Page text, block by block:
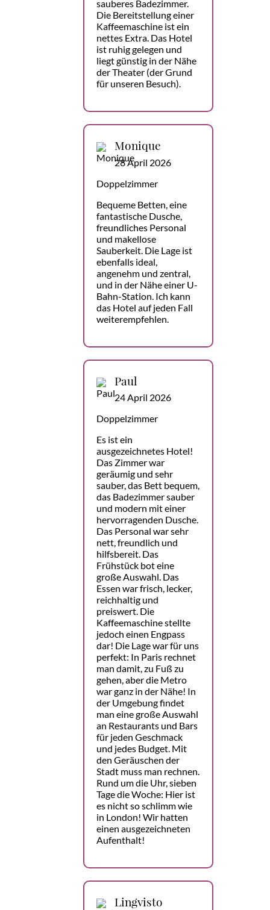
sauberes Badezimmer.
Die Bereitstellung einer
Kaffeemaschine ist ein
nettes Extra. Das Hotel
ist ruhig gelegen und
liegt günstig in der Nähe
der Theater (der Grund
für unseren Besuch).
Monique
28 April 2026
Doppelzimmer
Bequeme Betten, eine
fantastische Dusche,
freundliches Personal
und makellose
Sauberkeit. Die Lage ist
ebenfalls ideal,
angenehm und zentral,
und in der Nähe einer U-
Bahn-Station. Ich kann
das Hotel auf jeden Fall
weiterempfehlen.
Paul
24 April 2026
Doppelzimmer
Es ist ein
ausgezeichnetes Hotel!
Das Zimmer war
geräumig und sehr
sauber, das Bett bequem,
das Badezimmer sauber
und modern mit einer
hervorragenden Dusche.
Das Personal war sehr
nett, freundlich und
hilfsbereit. Das
Frühstück bot eine
große Auswahl. Das
Essen war frisch, lecker,
reichhaltig und
preiswert. Die
Kaffeemaschine stellte
jedoch einen Engpass
dar! Die Lage war für uns
perfekt: In Paris rechnet
man damit, zu Fuß zu
gehen, aber die Metro
war ganz in der Nähe! In
der Umgebung findet
man eine große Auswahl
an Restaurants und Bars
für jeden Geschmack
und jedes Budget. Mit
den Geräuschen der
Stadt muss man rechnen.
Rund um die Uhr, sieben
Tage die Woche: Hier ist
es nicht so schlimm wie
in London! Wir hatten
einen ausgezeichneten
Aufenthalt!
Lingvisto